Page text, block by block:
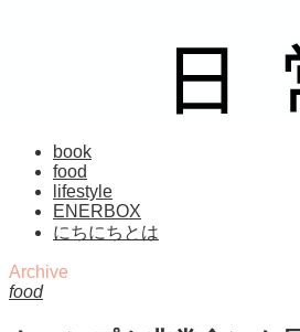
book
food
lifestyle
ENERBOX
にちにちとは
Archive
food